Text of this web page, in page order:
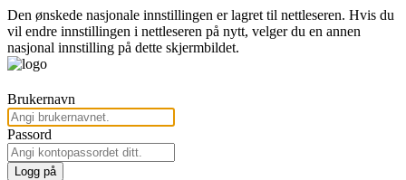
Den ønskede nasjonale innstillingen er lagret til nettleseren. Hvis du
vil endre innstillingen i nettleseren på nytt, velger du en annen
nasjonal innstilling på dette skjermbildet.
Brukernavn
Passord
Logg på